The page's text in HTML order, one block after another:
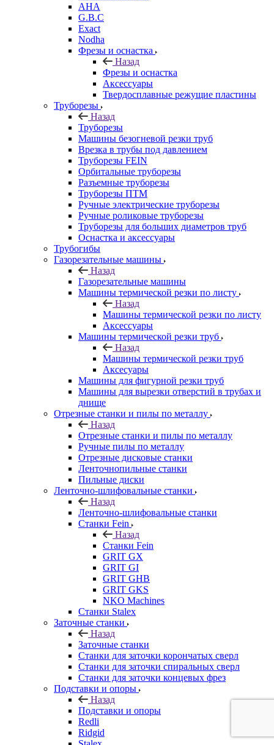
AHA
G.B.C
Exact
Nodha
Фрезы и оснастка
Назад
Фрезы и оснастка
Аксессуары
Твердосплавные режущие пластины
Труборезы
Назад
Труборезы
Машины безогневой резки труб
Врезка в трубы под давлением
Труборезы FEIN
Орбитальные труборезы
Разъемные труборезы
Труборезы ПТМ
Ручные электрические труборезы
Ручные роликовые труборезы
Труборезы для больших диаметров труб
Оснастка и аксессуары
Трубогибы
Газорезательные машины
Назад
Газорезательные машины
Машины термической резки по листу
Назад
Машины термической резки по листу
Аксессуары
Машины термической резки труб
Назад
Машины термической резки труб
Аксесуары
Машины для фигурной резки труб
Машины для вырезки отверстий в трубах и
днище
Отрезные станки и пилы по металлу
Назад
Отрезные станки и пилы по металлу
Ручные пилы по металлу
Отрезные дисковые станки
Ленточнопильные станки
Пильные диски
Ленточно-шлифовальные станки
Назад
Ленточно-шлифовальные станки
Станки Fein
Назад
Станки Fein
GRIT GX
GRIT GI
GRIT GHB
GRIT GKS
NKO Machines
Станки Stalex
Заточные станки
Назад
Заточные станки
Станки для заточки корончатых сверл
Станки для заточки спиральных сверл
Станки для заточки концевых фрез
Подставки и опоры
Назад
Подставки и опоры
Redli
Ridgid